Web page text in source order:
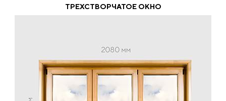
ТРЕХСТВОРЧАТОЕ ОКНО